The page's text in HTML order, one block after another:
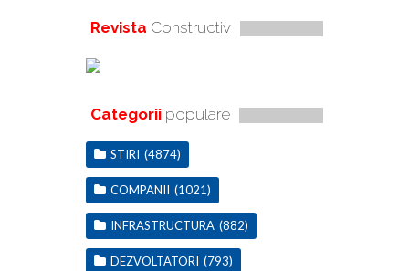
Revista Constructiv
Categorii populare
STIRI (4874)
COMPANII (1021)
INFRASTRUCTURA (882)
DEZVOLTATORI (793)